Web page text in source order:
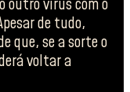
outro vírus com o
de tudo,
que, se a sorte o
voltar a